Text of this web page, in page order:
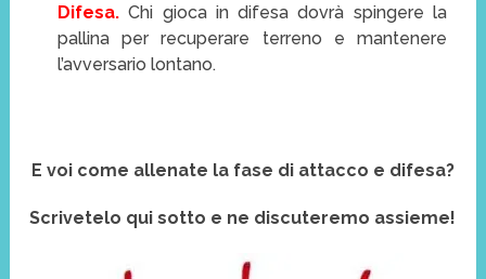
Difesa. Chi gioca in difesa dovrà spingere la
pallina per recuperare terreno e mantenere
l’avversario lontano.
E voi come allenate la fase di attacco e difesa?
Scrivetelo qui sotto e ne discuteremo assieme!